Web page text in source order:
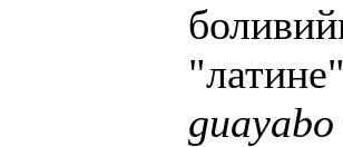
guayabo